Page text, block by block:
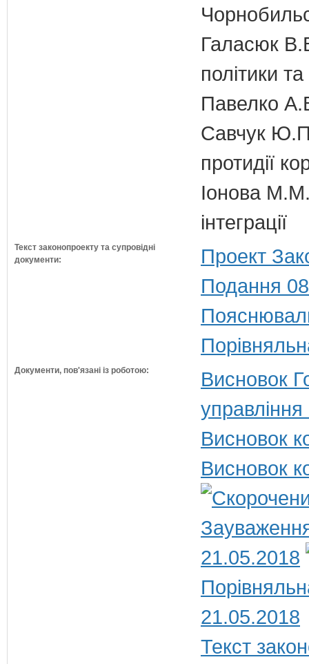
Галасюк
політики
Павелко
Савчук Ю.П.
протидії
Іонова М.М.
інтеграції
Текст законопроекту та супровідні
документи:
Проект
Подання
Документи, пов'язані із роботою:
Висновок
Висновок
Висновок
21.05.2018
21.05.2018
Текст